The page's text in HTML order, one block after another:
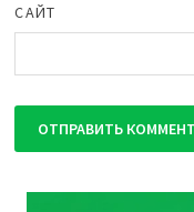
САЙТ